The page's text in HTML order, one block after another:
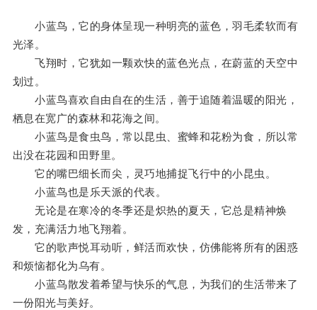
小蓝鸟，它的身体呈现一种明亮的蓝色，羽毛柔软而有
光泽。
飞翔时，它犹如一颗欢快的蓝色光点，在蔚蓝的天空中
划过。
小蓝鸟喜欢自由自在的生活，善于追随着温暖的阳光，
栖息在宽广的森林和花海之间。
小蓝鸟是食虫鸟，常以昆虫、蜜蜂和花粉为食，所以常
出没在花园和田野里。
它的嘴巴细长而尖，灵巧地捕捉飞行中的小昆虫。
小蓝鸟也是乐天派的代表。
无论是在寒冷的冬季还是炽热的夏天，它总是精神焕
发，充满活力地飞翔着。
它的歌声悦耳动听，鲜活而欢快，仿佛能将所有的困惑
和烦恼都化为乌有。
小蓝鸟散发着希望与快乐的气息，为我们的生活带来了
一份阳光与美好。